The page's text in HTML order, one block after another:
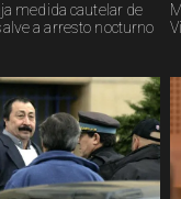
medida cautelar de
a arresto nocturno